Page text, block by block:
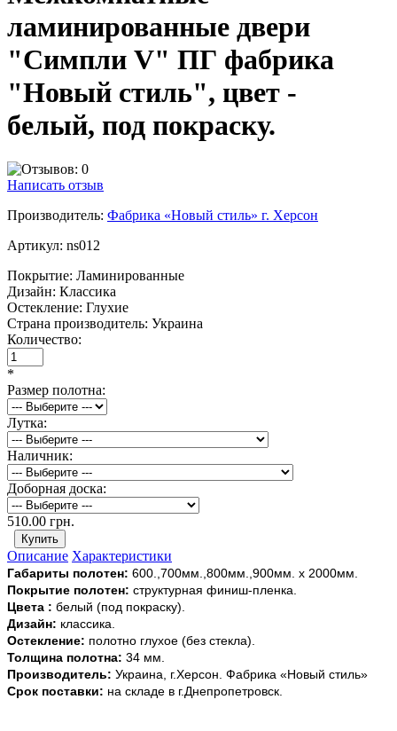
ламинированные двери
"Симпли V" ПГ фабрика
"Новый стиль", цвет -
белый, под покраску.
Написать отзыв
Производитель: Фабрика «Новый стиль» г. Херсон
Артикул: ns012
Покрытие: Ламинированные
Дизайн: Классика
Остекление: Глухие
Страна производитель: Украина
Количество:
*
Размер полотна:
Лутка:
Наличник:
Доборная доска:
510.00 грн.
Описание Характеристики
Габариты полотен: 600 700мм 800мм 900мм х 2000мм
Покрытие полотен: структурная финиш-пленка
Цвета : белый (под покраску).
Дизайн: классика
Остекление: полотно глухое (без стекла).
Толщина полотна: 34 мм
Производитель: Украина г.Херсон Фабрика «Новый стиль»
Срок поставки: на складе в г.Днепропетровск